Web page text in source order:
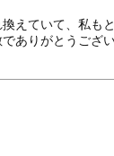
えていて、私も
ありがとうござ